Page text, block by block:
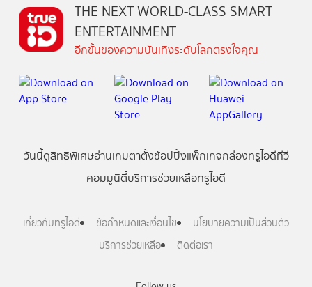
THE NEXT WORLD-CLASS SMART
ENTERTAINMENT
อีกขั้นของความบันเทิงระดับโลกตรงใจคุณ
วันนี้ดูสิทธิพิเศษอ่านเกมตาตั้งช้อปปิ้งแพ็กเกจกล่องทรูไอดีทีวี
คอมมูนิตี้บริการช่วยเหลือทรูไอดี
เกี่ยวกับทรูไอดี ข้อกำหนดและเงื่อนไข
นโยบายความเป็นส่วนตัว
บริการช่วยเหลือ
ติดต่อเรา